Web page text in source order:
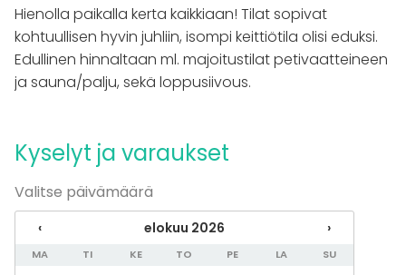
Tapahtumatyypit
Juhlat
Häät
Kokous
Seminaari / konferenssi
Esitys / näytös
Elämys / aktiviteetti
Hienolla paikalla kerta kaikkiaan! Tilat sopivat
kohtuullisen hyvin juhliin, isompi keittiötila olisi eduksi.
Edullinen hinnaltaan ml. majoitustilat petivaatteineen
ja sauna/palju, sekä loppusiivous.
Kyselyt ja varaukset
Valitse päivämäärä
‹ elokuu 2026 ›
MA TI KE TO PE LA SU